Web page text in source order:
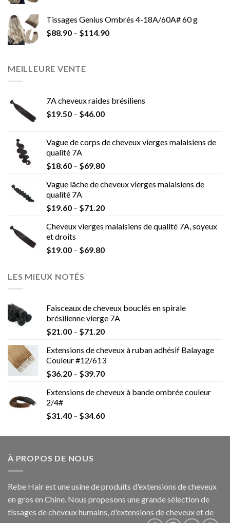
Tissages Genius Ombrés 4-18A/60A# 60 g
$88.90 – $114.90
MEILLEURE VENTE
7A cheveux raides brésiliens
$19.50 – $46.00
Vague de corps de cheveux vierges malaisiens de
qualité 7A
$18.60 – $69.80
Vague lâche de cheveux vierges malaisiens de
qualité 7A
$19.60 – $71.20
Cheveux vierges malaisiens de qualité 7A, soyeux
et droits
$19.00 – $69.80
LES MIEUX NOTÉS
Faisceaux de cheveux bouclés en spirale
brésilienne vierge 7A
$21.00 – $71.20
Extensions de cheveux à ruban adhésif Balayage
Couleur #12/613
$36.20 – $39.70
Extensions de cheveux à bande ombrée couleur
2/4#
$31.40 – $34.60
À PROPOS DE NOUS
Rebe Hair est une usine de produits d'extensions de cheveux
en gros en Chine. Nous proposons une grande sélection de
tissages de cheveux humains, d'extensions de cheveux et de